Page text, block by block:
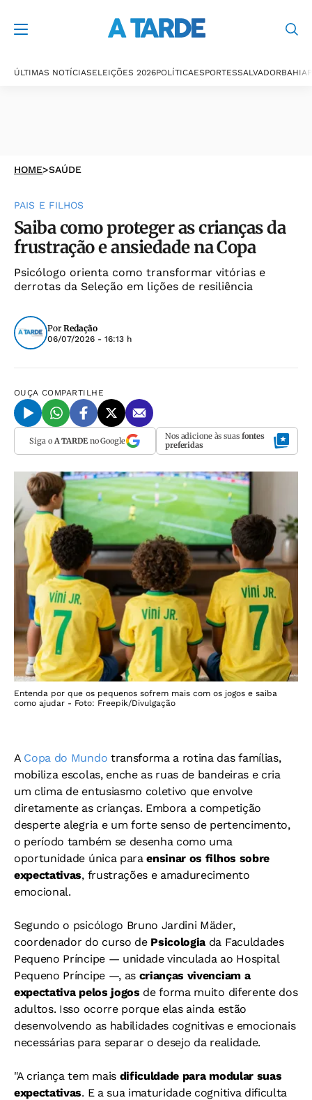
ÚLTIMAS NOTÍCIASELEIÇÕES 2026POLÍTICAESPORTESSALVADORBAHIA
HOME>SAÚDE
PAIS E FILHOS
Saiba como proteger as crianças da
frustração e ansiedade na Copa
Psicólogo orienta como transformar vitórias e
derrotas da Seleção em lições de resiliência
Por Redação
06/07/2026 - 16:13 h
OUÇA COMPARTILHE
Siga o A TARDEno Google Nos adicione às suas fontes
preferidas
Entenda por que os pequenos sofrem mais com os jogos e saiba
como ajudar - Foto: Freepik/Divulgação
A Copa do Mundo transforma a rotina das famílias,
mobiliza escolas, enche as ruas de bandeiras e cria
um clima de entusiasmo coletivo que envolve
diretamente as crianças. Embora a competição
desperte alegria e um forte senso de pertencimento,
o período também se desenha como uma
oportunidade única paraensinar os filhos sobre
expectativas, frustrações e amadurecimento
emocional.
Segundo o psicólogo Bruno Jardini Mäder,
coordenador do curso de Psicologia da Faculdades
Pequeno Príncipe — unidade vinculada ao Hospital
Pequeno Príncipe —, as crianças vivenciam a
expectativa pelos jogos de forma muito diferente dos
adultos. Isso ocorre porque elas ainda estão
desenvolvendo as habilidades cognitivas e emocionais
necessárias para separar o desejo da realidade.
"A criança tem mais dificuldade para modular suas
expectativas. E a sua imaturidade cognitiva dificulta